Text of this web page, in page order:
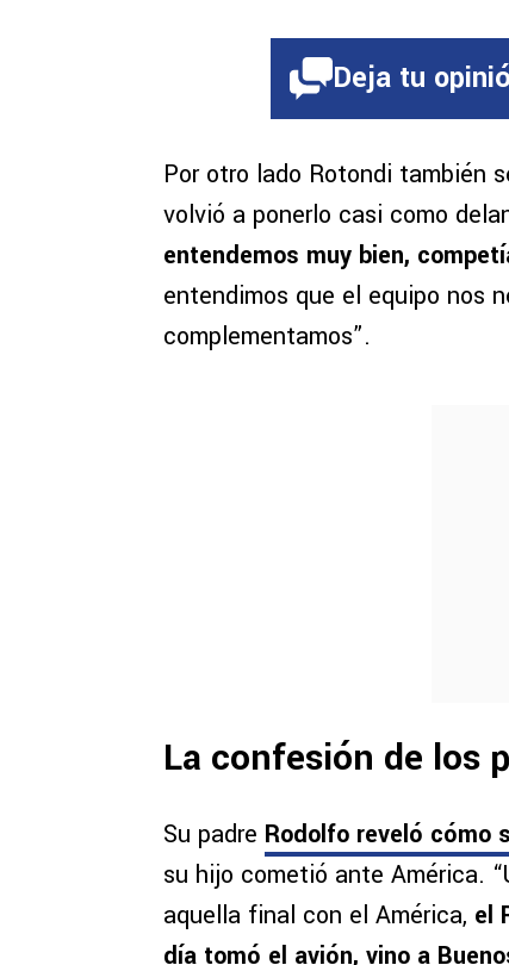
Deja tu
Por otro lado Rotondi también
volvió a ponerlo casi como
entendemos muy bien,
entendimos que el equipo nos
complementamos”.
La confesión de los
Su padre Rodolfo reveló cómo
su hijo cometió ante América.
aquella final con el América, el
día tomó el avión, vino a